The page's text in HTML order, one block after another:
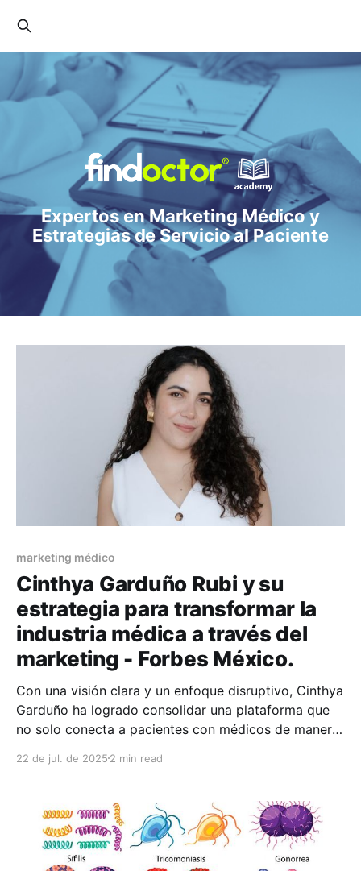
Expertos en Marketing Médico y
Estrategias de Servicio al Paciente
marketing médico
Cinthya Garduño Rubi y su
estrategia para transformar la
industria médica a través del
marketing - Forbes México.
Con una visión clara y un enfoque disruptivo, Cinthya
Garduño ha logrado consolidar una plataforma que
no solo conecta a pacientes con médicos de manera
posicionamiento y crecimiento profesional de los
22 de jul. de 2025 2 min read